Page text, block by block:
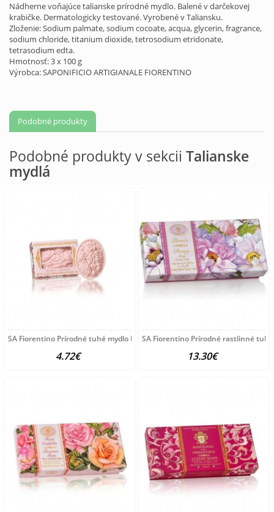
Nádherne voňajúce talianske prírodné mydlo. Balené vdarčekovej
krabičke. Dermatologicky testované. Vyrobené v Taliansku.
Zloženie: Sodium palmate, sodium cocoate, acqua, glycerin, fragrance,
sodium chloride, titanium dioxide, tetrosodium etridonate,
tetrasodium edta.
Hmotnosť: 3 x 100 g
Výrobca: SAPONIFICIO ARTIGIANALE FIORENTINO
Podobné produkty
Podobné produkty v sekcii Talianske
mydlá
SA Fiorentino Prírodné tuhé mydlo Ruža 125 g
4.72€
SA Fiorentino Prírodné rastlinné
13.30€